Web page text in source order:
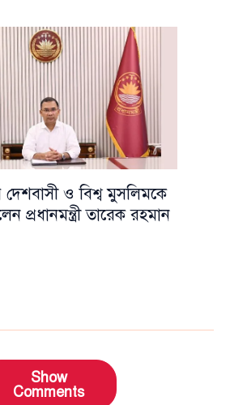
ও বিশ্ব মুসলিমকে
প্রধানমন্ত্রী তারেক রহমান
Show
Comments